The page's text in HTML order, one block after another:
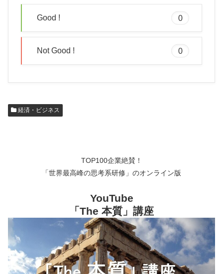
Good ! 0
Not Good ! 0
経済・ビジネス
TOP100企業絶賛！
「世界最高峰の思考系研修」のオンライン版
YouTube
「The 本質」講座